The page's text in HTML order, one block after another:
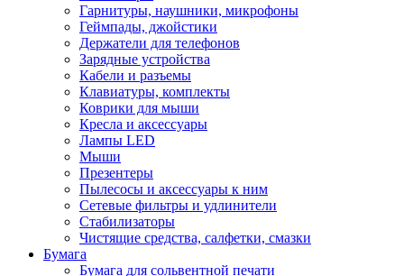
Гарнитуры, наушники, микрофоны
Геймпады, джойстики
Держатели для телефонов
Зарядные устройства
Кабели и разъемы
Клавиатуры, комплекты
Коврики для мыши
Кресла и аксессуары
Лампы LED
Мыши
Презентеры
Пылесосы и аксессуары к ним
Сетевые фильтры и удлинители
Стабилизаторы
Чистящие средства, салфетки, смазки
Бумага
Бумага для сольвентной печати